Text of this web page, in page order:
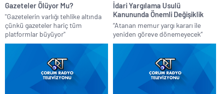
Gazeteler Ölüyor Mu?
"Gazetelerin varlığı tehlike altında
çünkü gazeteler hariç tüm
platformlar büyüyor"
İdari Yargılama Usulü
Kanununda Önemli Değişiklik
“Atanan memur yargı kararı ile
yeniden göreve dönemeyecek”